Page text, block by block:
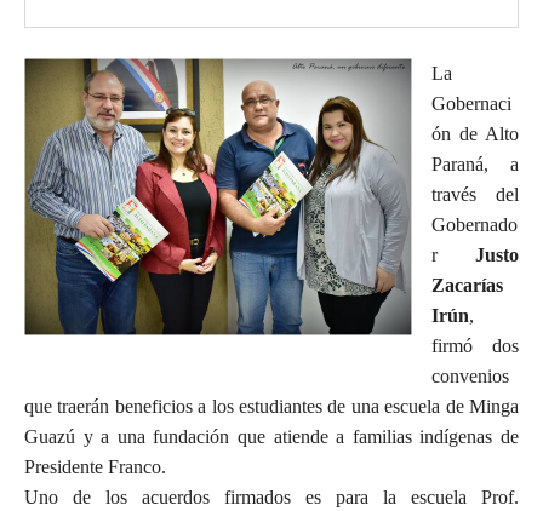
La
Gobernaci
ón de Alto
Paraná, a
través del
Gobernado
r Justo
Zacarías
Irún,
firmó dos
convenios
que traerán beneficios a los estudiantes de una escuela de Minga
Guazú y a una fundación que atiende a familias indígenas de
Presidente Franco.
Uno de los acuerdos firmados es para la escuela Prof.